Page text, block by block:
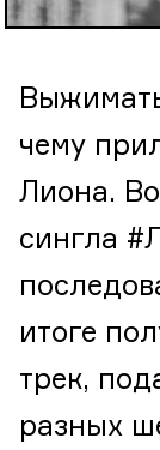
чему
Лиона.
сингла
итоге
трек,
разных